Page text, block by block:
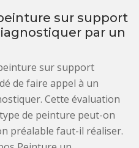
sur support
par un
sur support
de faire appel à un
Cette évaluation
de peinture peut-on
préalable faut-il réaliser.